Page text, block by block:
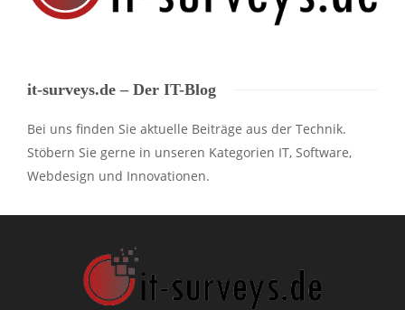
it-surveys.de – Der IT-Blog
Bei uns finden Sie aktuelle Beiträge aus der Technik.
Stöbern Sie gerne in unseren Kategorien IT, Software,
Webdesign und Innovationen.